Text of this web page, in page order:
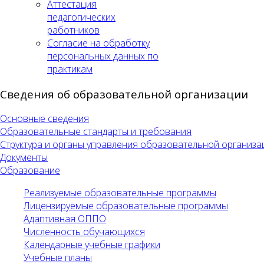
Аттестация
педагогических
работников
Согласие на обработку
персональных данных по
практикам
Сведения об образовательной организации
Основные сведения
Образовательные стандарты и требования
Структура и органы управления образовательной
Документы
Образование
Реализуемые образовательные программы
Лицензируемые образовательные программы
Адаптивная ОППО
Численность обучающихся
Календарные учебные графики
Учебные планы